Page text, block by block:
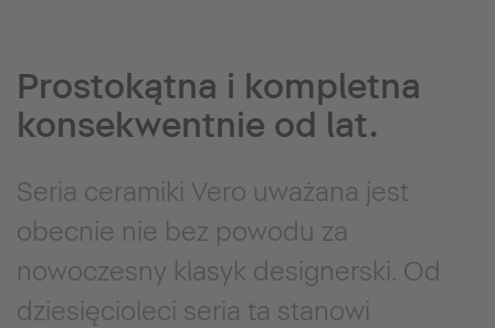
Prostokątna i kompletna
konsekwentnie od lat.
Seria ceramiki Vero uważana jest
obecnie nie bez powodu za
nowoczesny klasyk designerski. Od
dziesięcioleci seria ta stanowi